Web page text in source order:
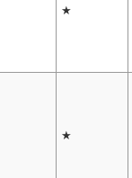
★
★